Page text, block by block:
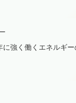
強く働くエネルギー